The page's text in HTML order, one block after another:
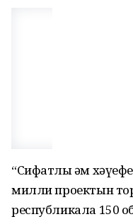
“Сифатлы һәм
милли проектын
республикала 150